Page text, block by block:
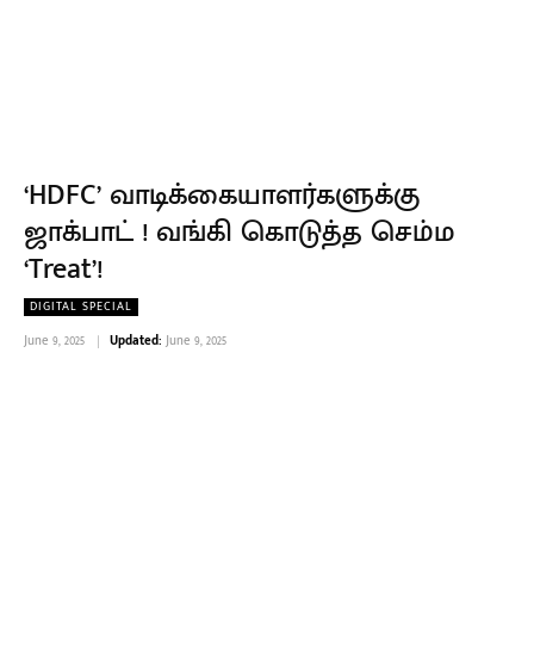
‘HDFC’ வாடிக்கையாளர்களுக்கு
ஜாக்பாட் ! வங்கி கொடுத்த செம்ம
‘Treat’!
DIGITAL SPECIAL
June 9, 2025 Updated: June 9, 2025